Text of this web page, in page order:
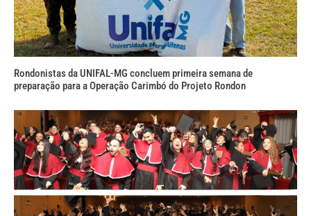
Rondonistas da UNIFAL-MG concluem primeira semana de
preparação para a Operação Carimbó do Projeto Rondon